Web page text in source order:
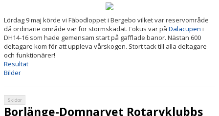
Lördag 9 maj körde vi Fäbodloppet i Bergebo vilket var reservområde
då ordinarie område var för stormskadat. Fokus var på Dalacupen i
DH14-16 som hade gemensam start på gafflade banor. Nästan 600
deltagare kom för att uppleva vårskogen. Stort tack till alla deltagare
och funktionärer!
Resultat
Bilder
Skidor
Borlänge-Domnarvet Rotaryklubbs